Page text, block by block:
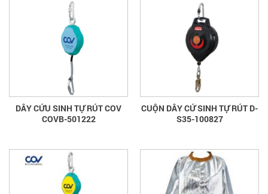
DÂY CỨU SINH TỰ RÚT COV
COVB-501222
CUỘN DÂY CỨ SINH TỰ RÚT D-
S35-100827